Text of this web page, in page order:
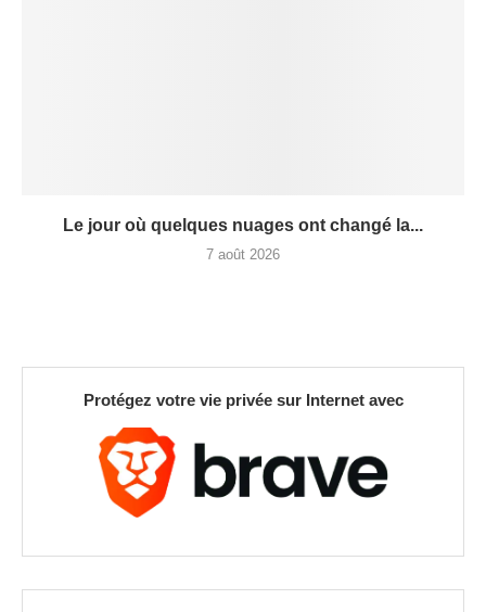
Le jour où quelques nuages ont changé la...
7 août 2026
Protégez votre vie privée sur Internet avec